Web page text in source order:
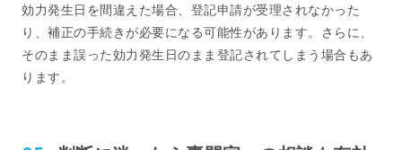
効力発生日を間違えた場合、登記申請が受理されなかった
り、補正の手続きが必要になる可能性があります。さらに、
そのまま誤った効力発生日のまま登記されてしまう場合もあ
ります。